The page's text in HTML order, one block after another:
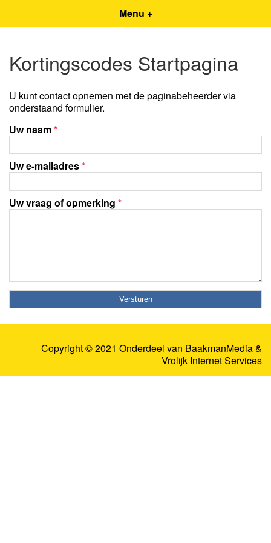
Menu +
Kortingscodes Startpagina
U kunt contact opnemen met de paginabeheerder via
onderstaand formulier.
Uw naam*
Uw e-mailadres*
Uw vraag of opmerking *
Copyright © 2021 Onderdeel van BaakmanMedia&
Vrolijk Internet Services